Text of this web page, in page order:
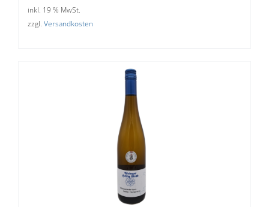
inkl. 19 % MwSt.
zzgl. Versandkosten